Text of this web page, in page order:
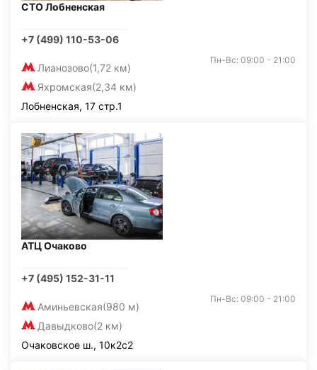
СТО Лобненская
+7 (499) 110-53-06
Лианозово(1,72 км)
Яхромская(2,34 км)
Пн-Вс: 09:00 - 21:00
Лобненская, 17 стр.1
АТЦ Очаково
+7 (495) 152-31-11
Аминьевская(980 м)
Давыдково(2 км)
Пн-Вс: 09:00 - 21:00
Очаковское ш., 10к2с2